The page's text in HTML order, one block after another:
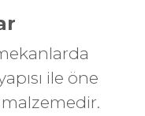
ile öne